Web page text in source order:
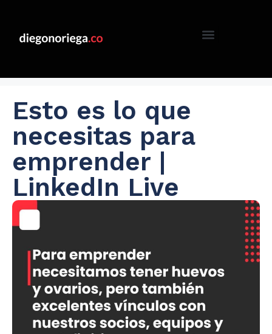
Esto es lo que
necesitas para
emprender |
LinkedIn Live